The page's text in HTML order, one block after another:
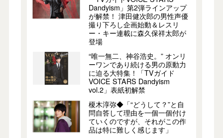
Dandyism」第2弾ラインアップ
が解禁！ 津田健次郎の男性声優
撮り下ろし企画始動＆レスリ
ー・キー連載に森久保祥太郎が
登場
“唯一無二、神谷浩史。” オンリ
ーワンであり続ける男の原動力
に迫る大特集！「TVガイド
VOICE STARS Dandyism
vol.2」表紙初解禁
榎木淳弥◆「“どうして？”と自
問自答して理由を一個一個付け
ていくのですが、それがこの作
品は特に難しく感じます」